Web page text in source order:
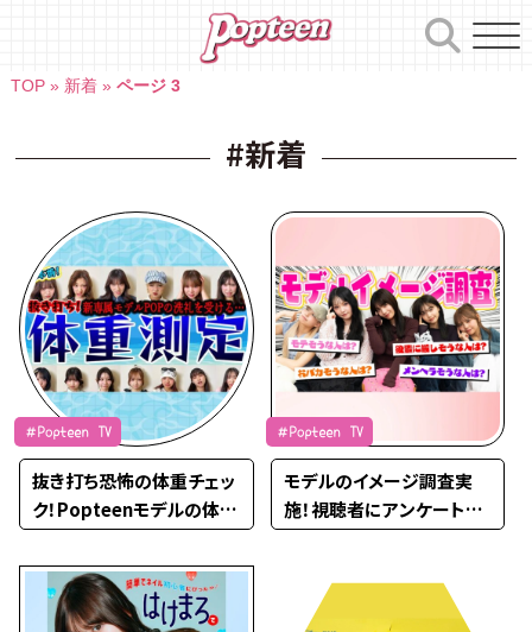
TOP» 新着» ページ 3
#新着
＃Popteen TV
抜き打ち恐怖の体重チェッ
ク！Popteenモデルの体重
を大公開！【Popteen TV】
＃Popteen TV
モデルのイメージ調査実
施！視聴者にアンケートを
したら意外すぎる事実が発